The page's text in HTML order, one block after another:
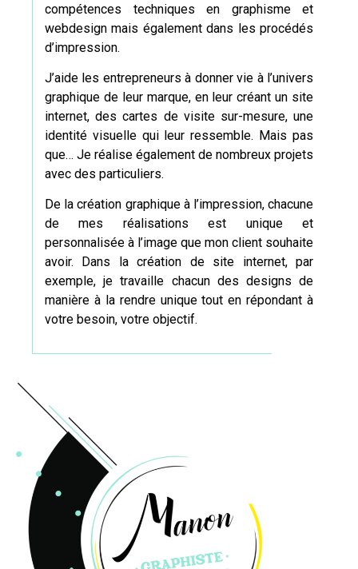
compétences techniques en graphisme et
webdesign mais également dans les procédés
d’impression.
J’aide les entrepreneurs à donner vie à l’univers
graphique de leur marque, en leur créant un site
internet, des cartes de visite sur-mesure, une
identité visuelle qui leur ressemble. Mais pas
que… Je réalise également de nombreux projets
avec des particuliers.
De la création graphique à l’impression, chacune
de mes réalisations est unique et
personnalisée à l’image que mon client souhaite
avoir. Dans la création de site internet, par
exemple, je travaille chacun des designs de
manière à la rendre unique tout en répondant à
votre besoin, votre objectif.